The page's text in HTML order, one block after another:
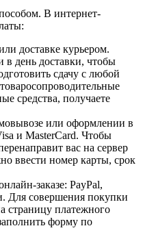
В интернет-
доставке курьером.
в день доставки, чтобы
сдачу с любой
средства, получаете
или оформлении в
и MasterCard. Чтобы
вас на сервер
ввести номер карты, срок
заказе: PayPal,
Для совершения покупки
страницу платежного
форму по